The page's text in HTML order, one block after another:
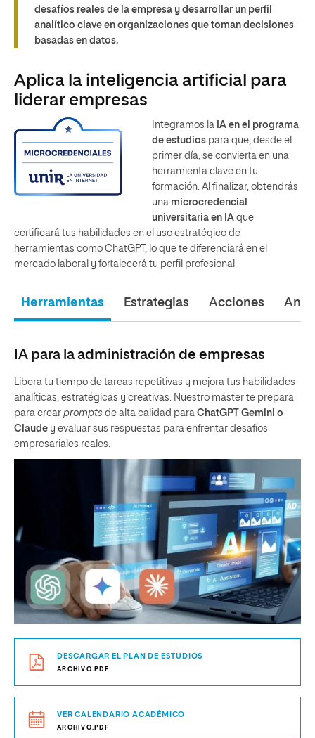
desafíos reales de la empresa y desarrollar un perfil
analítico clave en organizaciones que toman decisiones
basadas en datos.
Aplica la inteligencia artificial para
liderar empresas
Integramos la IA en el programa
de estudios para que, desde el
primer día, se convierta en una
herramienta clave en tu
formación. Al finalizar, obtendrás
una microcredencial
universitaria en IA que
certificará tus habilidades en el uso estratégico de
herramientas como ChatGPT, lo que te diferenciará en el
mercado laboral y fortalecerá tu perfil profesional.
Herramientas Estrategias Acciones
IA para la administración de empresas
Libera tu tiempo de tareas repetitivas y mejora tus habilidades
analíticas, estratégicas y creativas. Nuestro máster te prepara
para crear prompts de alta calidad para ChatGPT Gemini o
Claude y evaluar sus respuestas para enfrentar desafíos
empresariales reales.
DESCARGAR EL PLAN DE ESTUDIOS
ARCHIVO.PDF
VER CALENDARIO ACADÉMICO
ARCHIVO.PDF